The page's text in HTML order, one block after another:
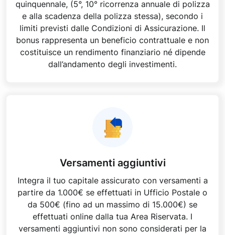
quinquennale, (5°, 10° ricorrenza annuale di polizza
e alla scadenza della polizza stessa), secondo i
limiti previsti dalle Condizioni di Assicurazione. Il
bonus rappresenta un beneficio contrattuale e non
costituisce un rendimento finanziario né dipende
dall’andamento degli investimenti.
Versamenti aggiuntivi
Integra il tuo capitale assicurato con versamenti a
partire da 1.000€ se effettuati in Ufficio Postale o
da 500€ (fino ad un massimo di 15.000€) se
effettuati online dalla tua Area Riservata​. I
versamenti aggiuntivi non sono considerati per la